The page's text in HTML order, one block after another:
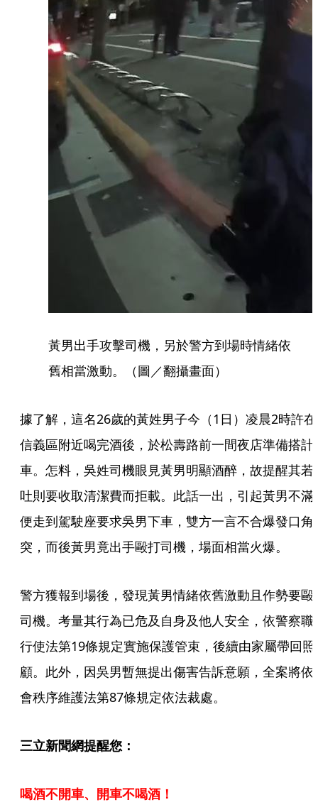
黃男出手攻擊司機，另於警方到場時情緒依
舊相當激動。（圖／翻攝畫面）
據了解，這名26歲的黃姓男子今（1日）凌晨2時許在
信義區附近喝完酒後，於松壽路前一間夜店準備搭計
車。怎料，吳姓司機眼見黃男明顯酒醉，故提醒其若
吐則要收取清潔費而拒載。此話一出，引起黃男不滿
便走到駕駛座要求吳男下車，雙方一言不合爆發口角
突，而後黃男竟出手毆打司機，場面相當火爆。
警方獲報到場後，發現黃男情緒依舊激動且作勢要毆
司機。考量其行為已危及自身及他人安全，依警察職
行使法第19條規定實施保護管束，後續由家屬帶回照
顧。此外，因吳男暫無提出傷害告訴意願，全案將依
會秩序維護法第87條規定依法裁處。
三立新聞網提醒您：
喝酒不開車、開車不喝酒！